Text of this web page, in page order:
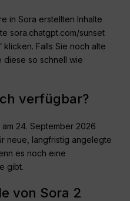
in Sora erstellten Inhalte
sora.chatgpt.com/sunset
klicken. Falls Sie noch alte
diese so schnell wie
verfügbar?
24. September 2026
neue, langfristig angelegte
es noch eine
gibt.
von Sora 2